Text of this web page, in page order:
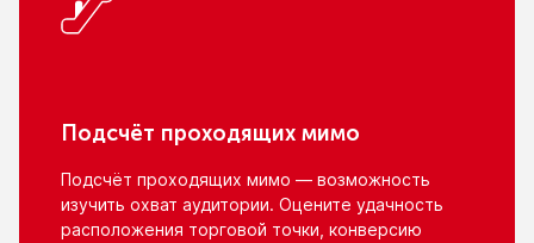
Подсчёт проходящих мимо
Подсчёт проходящих мимо — возможность
изучить охват аудитории. Оцените удачность
расположения торговой точки, конверсию